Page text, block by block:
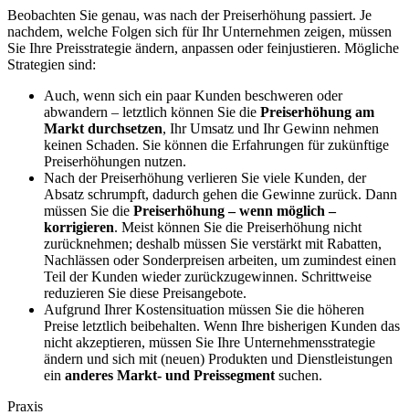
Beobachten Sie genau, was nach der Preiserhöhung passiert. Je
nachdem, welche Folgen sich für Ihr Unternehmen zeigen, müssen
Sie Ihre Preisstrategie ändern, anpassen oder feinjustieren. Mögliche
Strategien sind:
Auch, wenn sich ein paar Kunden beschweren oder
abwandern – letztlich können Sie die Preiserhöhung am
Markt durchsetzen, Ihr Umsatz und Ihr Gewinn nehmen
keinen Schaden. Sie können die Erfahrungen für zukünftige
Preiserhöhungen nutzen.
Nach der Preiserhöhung verlieren Sie viele Kunden, der
Absatz schrumpft, dadurch gehen die Gewinne zurück. Dann
müssen Sie die Preiserhöhung – wenn möglich –
korrigieren. Meist können Sie die Preiserhöhung nicht
zurücknehmen; deshalb müssen Sie verstärkt mit Rabatten,
Nachlässen oder Sonderpreisen arbeiten, um zumindest einen
Teil der Kunden wieder zurückzugewinnen. Schrittweise
reduzieren Sie diese Preisangebote.
Aufgrund Ihrer Kostensituation müssen Sie die höheren
Preise letztlich beibehalten. Wenn Ihre bisherigen Kunden das
nicht akzeptieren, müssen Sie Ihre Unternehmensstrategie
ändern und sich mit (neuen) Produkten und Dienstleistungen
ein anderes Markt- und Preissegment suchen.
Praxis